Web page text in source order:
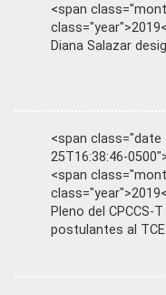
<span
Diana Salazar
<span
25T16:38:46-
<span
Pleno del
postulantes al TCE